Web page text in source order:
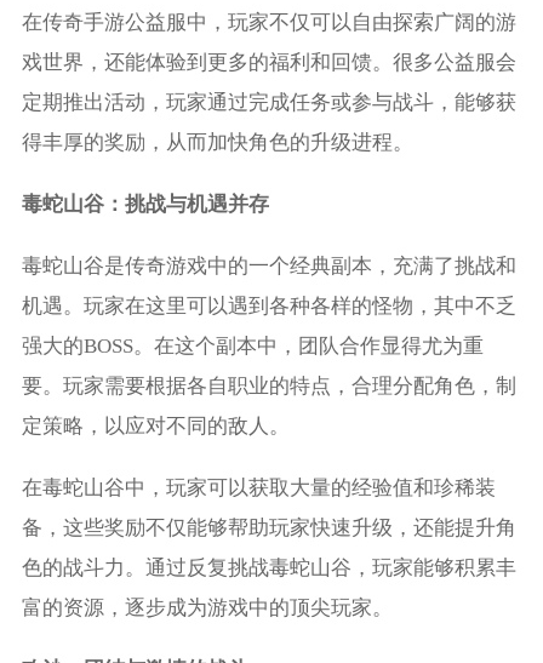
在传奇手游公益服中，玩家不仅可以自由探索广阔的游
戏世界，还能体验到更多的福利和回馈。很多公益服会
定期推出活动，玩家通过完成任务或参与战斗，能够获
得丰厚的奖励，从而加快角色的升级进程。
毒蛇山谷：挑战与机遇并存
毒蛇山谷是传奇游戏中的一个经典副本，充满了挑战和
机遇。玩家在这里可以遇到各种各样的怪物，其中不乏
强大的BOSS。在这个副本中，团队合作显得尤为重
要。玩家需要根据各自职业的特点，合理分配角色，制
定策略，以应对不同的敌人。
在毒蛇山谷中，玩家可以获取大量的经验值和珍稀装
备，这些奖励不仅能够帮助玩家快速升级，还能提升角
色的战斗力。通过反复挑战毒蛇山谷，玩家能够积累丰
富的资源，逐步成为游戏中的顶尖玩家。